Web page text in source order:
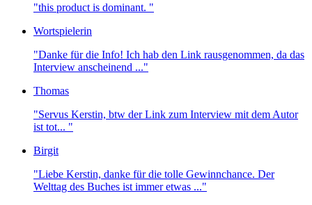
"this product is dominant. "
Wortspielerin
"Danke für die Info! Ich hab den Link rausgenommen, da das
Interview anscheinend ..."
Thomas
"Servus Kerstin, btw der Link zum Interview mit dem Autor
ist tot... "
Birgit
"Liebe Kerstin, danke für die tolle Gewinnchance. Der
Welttag des Buches ist immer etwas ..."